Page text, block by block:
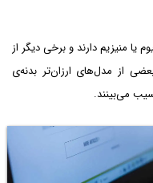
یا منیزیم دارند و برخی دیگر از
از مدل‌های ارزان‌تر بدنه‌ی
می‌بینند.